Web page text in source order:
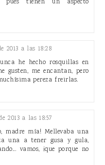
2013 a las 18:28
he hecho rosquillas en
gusten, me encantan, pero
pereza freirlas.
2013 a las 18:57
madre mía! Mellevaba una
una a tener gusa y gula,
vamos, ¡que porque no